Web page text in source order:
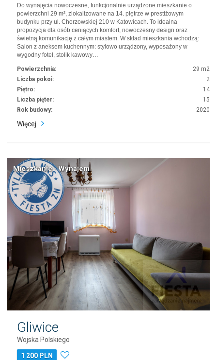
Do wynajęcia nowoczesne, funkcjonalnie urządzone mieszkanie o
powierzchni 29 m², zlokalizowane na 14. piętrze w prestiżowym
budynku przy ul. Chorzowskiej 210 w Katowicach. To idealna
propozycja dla osób ceniących komfort, nowoczesny design oraz
świetną komunikację z całym miastem. W skład mieszkania wchodzą:
Salon z aneksem kuchennym: stylowo urządzony, wyposażony w
wygodny fotel, stolik kawowy…
Powierzchnia:
29 m2
Liczba pokoi:
2
Piętro:
14
Liczba pięter:
15
Rok budowy:
2020
Więcej
Mieszkanie · Wynajem
Gliwice
Wojska Polskiego
1 200 PLN